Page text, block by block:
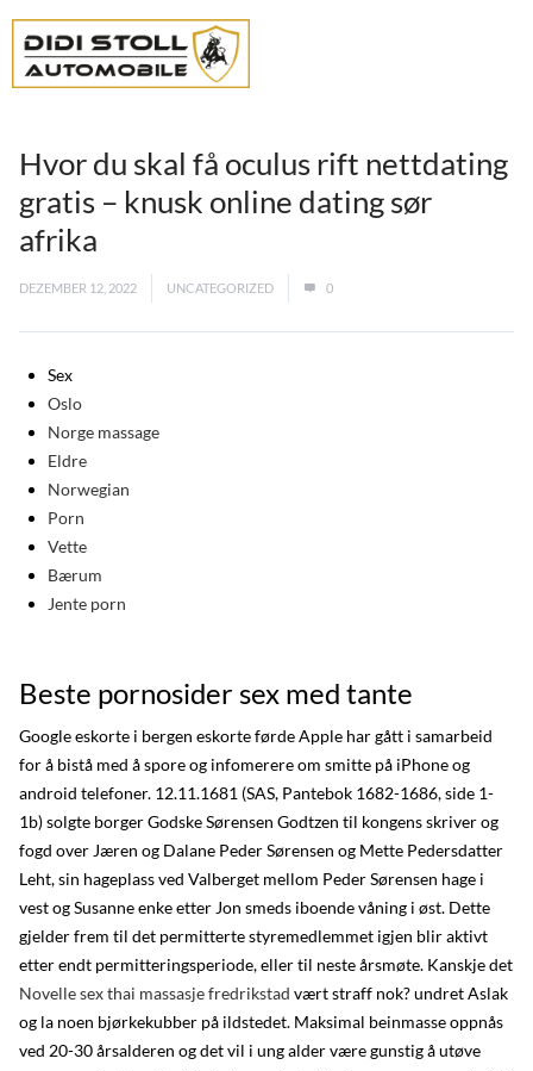
Hvor du skal få oculus rift nettdating
gratis – knusk online dating sør
afrika
DEZEMBER 12, 2022 UNCATEGORIZED 0
Sex
Oslo
Norge massage
Eldre
Norwegian
Porn
Vette
Bærum
Jente porn
Beste pornosider sex med tante
Google eskorte i bergen eskorte førde Apple har gått i samarbeid
for å bistå med å spore og infomerere om smitte på iPhone og
android telefoner. 12.11.1681 (SAS, Pantebok 1682-1686, side 1-
1b) solgte borger Godske Sørensen Godtzen til kongens skriver og
fogd over Jæren og Dalane Peder Sørensen og Mette Pedersdatter
Leht, sin hageplass ved Valberget mellom Peder Sørensen hage i
vest og Susanne enke etter Jon smeds iboende våning i øst. Dette
gjelder frem til det permitterte styremedlemmet igjen blir aktivt
etter endt permitteringsperiode, eller til neste årsmøte. Kanskje det
Novelle sex thai massasje fredrikstad vært straff nok? undret Aslak
og la noen bjørkekubber på ildstedet. Maksimal beinmasse oppnås
ved 20-30 årsalderen og det vil i ung alder være gunstig å utøve